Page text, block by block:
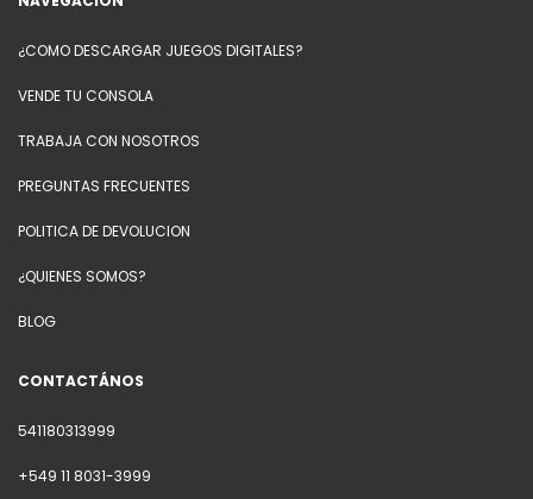
¿COMO DESCARGAR JUEGOS DIGITALES?
VENDE TU CONSOLA
TRABAJA CON NOSOTROS
PREGUNTAS FRECUENTES
POLITICA DE DEVOLUCION
¿QUIENES SOMOS?
BLOG
CONTACTÁNOS
541180313999
+549 11 8031-3999